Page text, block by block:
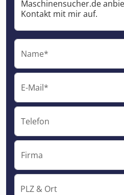
Name*
E-Mail*
Telefon
Firma
PLZ & Ort